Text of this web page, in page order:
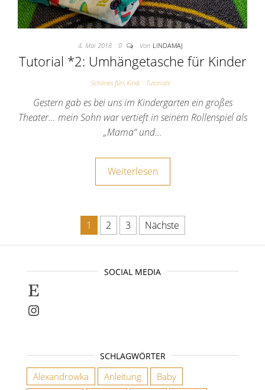
4. Mai 2018 0 Von LINDAMAJ
Tutorial *2: Umhängetasche für Kinder
Schönes fürs Kind Tutorials
Gestern gab es bei uns im Kindergarten ein großes
Theater… mein Sohn war vertieft in seinem Rollenspiel als
„Mama“ und…
Weiterlesen
Seitennummerierung der
1 2 3 Nächste
SOCIAL MEDIA
Selbstgenähte Unikate findet ihr bei
Instagram
SCHLAGWÖRTER
Alexandrowka Anleitung
Baby